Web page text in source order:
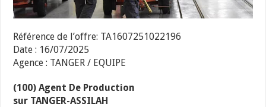
Référence de l’offre: TA1607251022196
Date : 16/07/2025
Agence : TANGER / EQUIPE
(100) Agent De Production
sur TANGER-ASSILAH